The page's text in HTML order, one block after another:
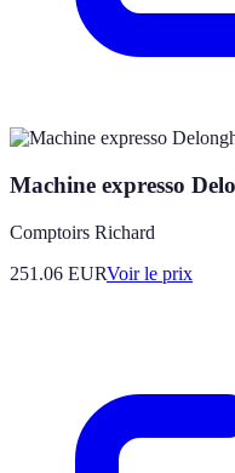
Machine expresso
Comptoirs Richard
251.06 EURVoir le prix